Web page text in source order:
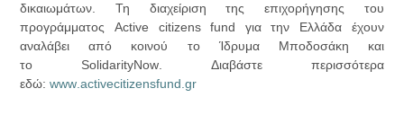
δικαιωμάτων. Τη διαχείριση της επιχορήγησης του
προγράμματος Active citizens fund για την Ελλάδα έχουν
αναλάβει από κοινού το Ίδρυμα Μποδοσάκη και
το SolidarityNow. Διαβάστε περισσότερα
εδώ:www.activecitizensfund.gr